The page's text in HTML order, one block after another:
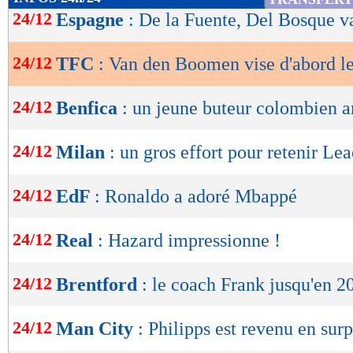
de
lecture
OK
24/12 Espagne : De la Fuente, Del Bosque
24/12 TFC : Van den Boomen vise d'abord
24/12 Benfica : un jeune buteur colombien
24/12 Milan : un gros effort pour retenir
24/12 EdF : Ronaldo a adoré Mbappé
24/12 Real : Hazard impressionne !
24/12 Brentford : le coach Frank jusqu'en
24/12 Man City : Philipps est revenu en